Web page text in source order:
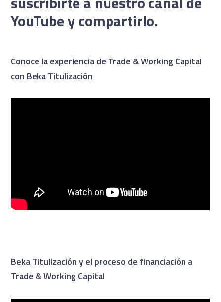
YouTube y compartirlo.
Conoce la experiencia de Trade & Working Capital
con Beka Titulización
Beka Titulización y el proceso de financiación a
Trade & Working Capital